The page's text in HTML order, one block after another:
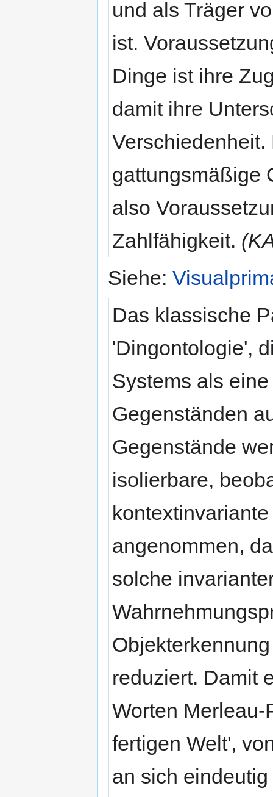
und als Träger
ist.
Dinge ist ihre
damit ihre
gattungsmäßige
also
Zahlfähigkeit.
Siehe:
Das klassische
'Dingontologie',
Systems als
Gegenständen
Gegenstände
isolierbare,
angenommen,
solche
reduziert. Damit
Worten Merleau-
fertigen Welt',
an sich